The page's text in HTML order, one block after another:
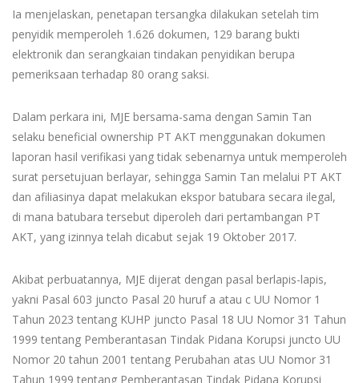
Ia menjelaskan, penetapan tersangka dilakukan setelah tim
penyidik memperoleh 1.626 dokumen, 129 barang bukti
elektronik dan serangkaian tindakan penyidikan berupa
pemeriksaan terhadap 80 orang saksi.
Dalam perkara ini, MJE bersama-sama dengan Samin Tan
selaku beneficial ownership PT AKT menggunakan dokumen
laporan hasil verifikasi yang tidak sebenarnya untuk memperoleh
surat persetujuan berlayar, sehingga Samin Tan melalui PT AKT
dan afiliasinya dapat melakukan ekspor batubara secara ilegal,
di mana batubara tersebut diperoleh dari pertambangan PT
AKT, yang izinnya telah dicabut sejak 19 Oktober 2017.
Akibat perbuatannya, MJE dijerat dengan pasal berlapis-lapis,
yakni Pasal 603 juncto Pasal 20 huruf a atau c UU Nomor 1
Tahun 2023 tentang KUHP juncto Pasal 18 UU Nomor 31 Tahun
1999 tentang Pemberantasan Tindak Pidana Korupsi juncto UU
Nomor 20 tahun 2001 tentang Perubahan atas UU Nomor 31
Tahun 1999 tentang Pemberantasan Tindak Pidana Korupsi